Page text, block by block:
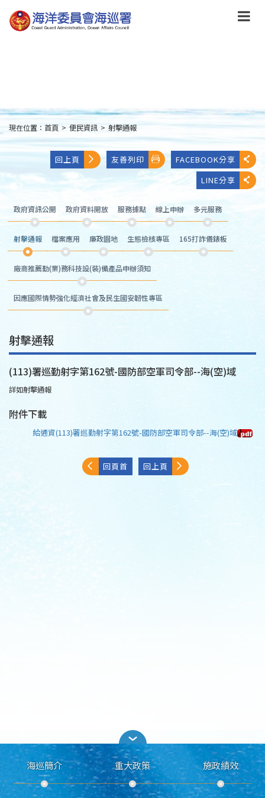
到
主
:::
現在位置： 首頁 > 便民資訊 > 射擊通報
回上頁 友善列印
FACEBOOK分享
LINE分享
政府資訊公開 政府資料開放 服務據點 線上申辦 多元服務
射擊通報 檔案應用 廉政園地 生態檢核專區 165打詐儀錶板
廠商推薦勤(業)務科技設(裝)備產品申辦須知
因應國際情勢強化經濟社會及民生國安韌性專區
射擊通報
(113)署巡勤射字第162號-國防部空軍司令部--海(空)域
詳如射擊通報
附件下載
給通資(113)署巡勤射字第162號-國防部空軍司令部--海(空)域
回頁首 回上頁
海巡簡介 重大政策 施政績效